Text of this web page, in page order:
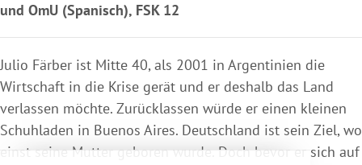
und OmU (Spanisch), FSK 12
Julio Färber ist Mitte 40, als 2001 in Argentinien die
Wirtschaft in die Krise gerät und er deshalb das Land
verlassen möchte. Zurücklassen würde er einen kleinen
Schuhladen in Buenos Aires. Deutschland ist sein Ziel, wo
einst seine Mutter geboren wurde. Doch bevor er sich auf